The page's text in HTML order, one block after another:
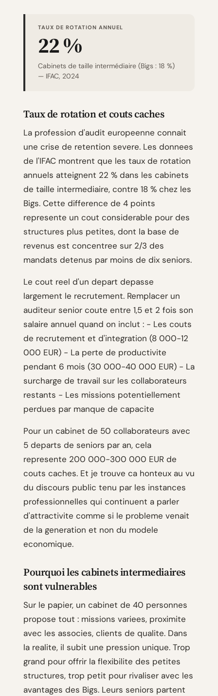
TAUX DE ROTATION ANNUEL
22 %
Cabinets de taille intermédiaire (Bigs : 18 %)
— IFAC, 2024
Taux de rotation et couts caches
La profession d'audit europeenne connait
une crise de retention severe. Les donnees
de l'IFAC montrent que les taux de rotation
annuels atteignent 22 % dans les cabinets
de taille intermediaire, contre 18 % chez les
Bigs. Cette difference de 4 points
represente un cout considerable pour des
structures plus petites, dont la base de
revenus est concentree sur 2/3 des
mandats detenus par moins de dix seniors.
Le cout reel d'un depart depasse
largement le recrutement. Remplacer un
auditeur senior coute entre 1,5 et 2 fois son
salaire annuel quand on inclut : - Les couts
de recrutement et d'integration (8 000-12
000 EUR) - La perte de productivite
pendant 6 mois (30 000-40 000 EUR) - La
surcharge de travail sur les collaborateurs
restants - Les missions potentiellement
perdues par manque de capacite
Pour un cabinet de 50 collaborateurs avec
5 departs de seniors par an, cela
represente 200 000-300 000 EUR de
couts caches. Et je trouve ca honteux au vu
du discours public tenu par les instances
professionnelles qui continuent a parler
d'attractivite comme si le probleme venait
de la generation et non du modele
economique.
Pourquoi les cabinets intermediaires
sont vulnerables
Sur le papier, un cabinet de 40 personnes
propose tout : missions variees, proximite
avec les associes, clients de qualite. Dans
la realite, il subit une pression unique. Trop
grand pour offrir la flexibilite des petites
structures, trop petit pour rivaliser avec les
avantages des Bigs. Leurs seniors partent